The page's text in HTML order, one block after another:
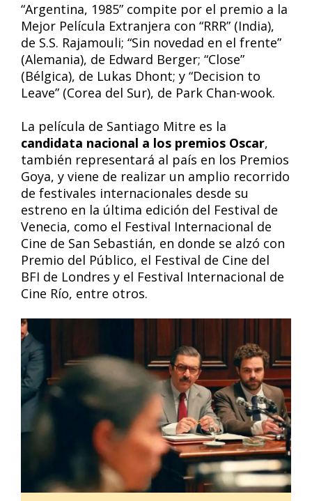
“Argentina, 1985” compite por el premio a la
Mejor Película Extranjera con “RRR” (India),
de S.S. Rajamouli; “Sin novedad en el frente”
(Alemania), de Edward Berger; “Close”
(Bélgica), de Lukas Dhont; y “Decision to
Leave” (Corea del Sur), de Park Chan-wook.
La película de Santiago Mitre es la
candidata nacional a los premios Oscar,
también representará al país en los Premios
Goya, y viene de realizar un amplio recorrido
de festivales internacionales desde su
estreno en la última edición del Festival de
Venecia, como el Festival Internacional de
Cine de San Sebastián, en donde se alzó con
Premio del Público, el Festival de Cine del
BFI de Londres y el Festival Internacional de
Cine Río, entre otros.